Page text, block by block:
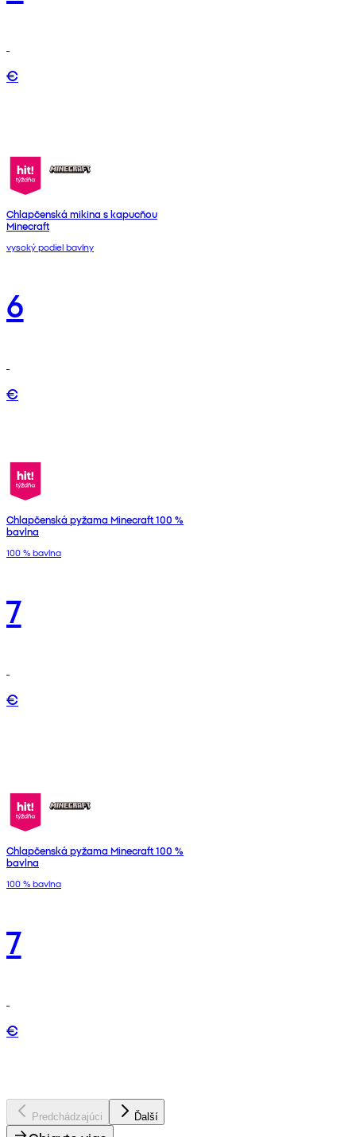
€
Chlapčenská mikina s kapucňou
Minecraft
vysoký podiel bavlny
6
€
Chlapčenská pyžama Minecraft 100 %
bavlna
100 % bavlna
7
€
Chlapčenská pyžama Minecraft 100 %
bavlna
100 % bavlna
7
€
Predchádzajúci Ďalší